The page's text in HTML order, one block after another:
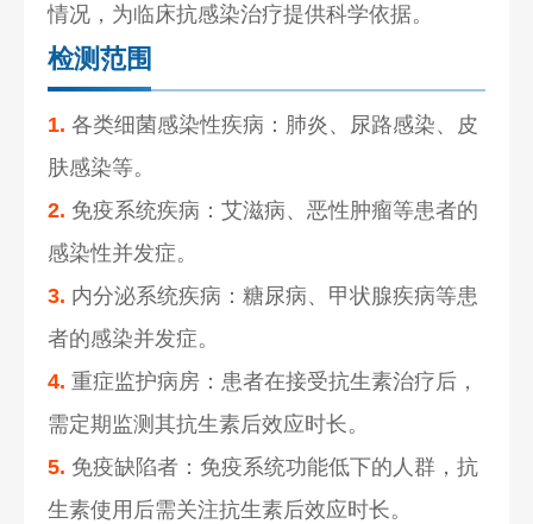
情况，为临床抗感染治疗提供科学依据。
检测范围
1. 各类细菌感染性疾病：肺炎、尿路感染、皮
肤感染等。
2. 免疫系统疾病：艾滋病、恶性肿瘤等患者的
感染性并发症。
3. 内分泌系统疾病：糖尿病、甲状腺疾病等患
者的感染并发症。
4. 重症监护病房：患者在接受抗生素治疗后，
需定期监测其抗生素后效应时长。
5. 免疫缺陷者：免疫系统功能低下的人群，抗
生素使用后需关注抗生素后效应时长。